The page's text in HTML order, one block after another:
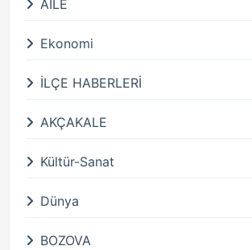
AİLE
Ekonomi
İLÇE HABERLERİ
AKÇAKALE
Kültür-Sanat
Dünya
BOZOVA